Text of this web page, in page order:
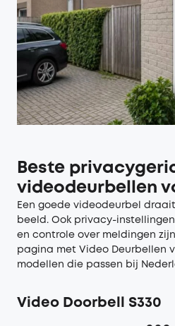
Beste
videodeurbellen
Een goede videodeurbel
beeld. Ook privacy-
en controle over meldingen
pagina met Video Deurbellen
modellen die passen bij
Video Doorbell S330